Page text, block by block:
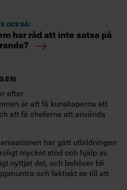
också:
har råd att inte satsa på
efter
är att få kunskaperna att
att få cheferna att använda
har gått utbildningen
mycket stöd och hjälp av
nyttjat det, och behöver bli
och faktiskt se till att